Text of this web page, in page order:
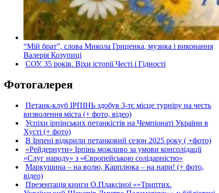
“Мій брат”, слова Микола Гриценка, музика і виконання
Валерія Козупиці
СОУ. 35 років. Віхи історії Честі і Гідності
Фотогалерея
Петанк-клуб ІРПІНЬ здобув 3-тє місце турніру на честь
визволення міста (+ фото, відео)
Успіхи ірпінських петанкістів на Чемпіонаті України в
Хусті (+ фото)
В Ірпені відкрили петанковий сезон 2025 року ( +фото)
«Рейдернути» Ірпінь можливо за умови консолідації
«Слуг народу» з «Європейською солідарністю»
Маркушина – на волю, Карплюка – на нари! (+ фото,
відео)
Презентація книги О.Плаксіної ««Триптих.